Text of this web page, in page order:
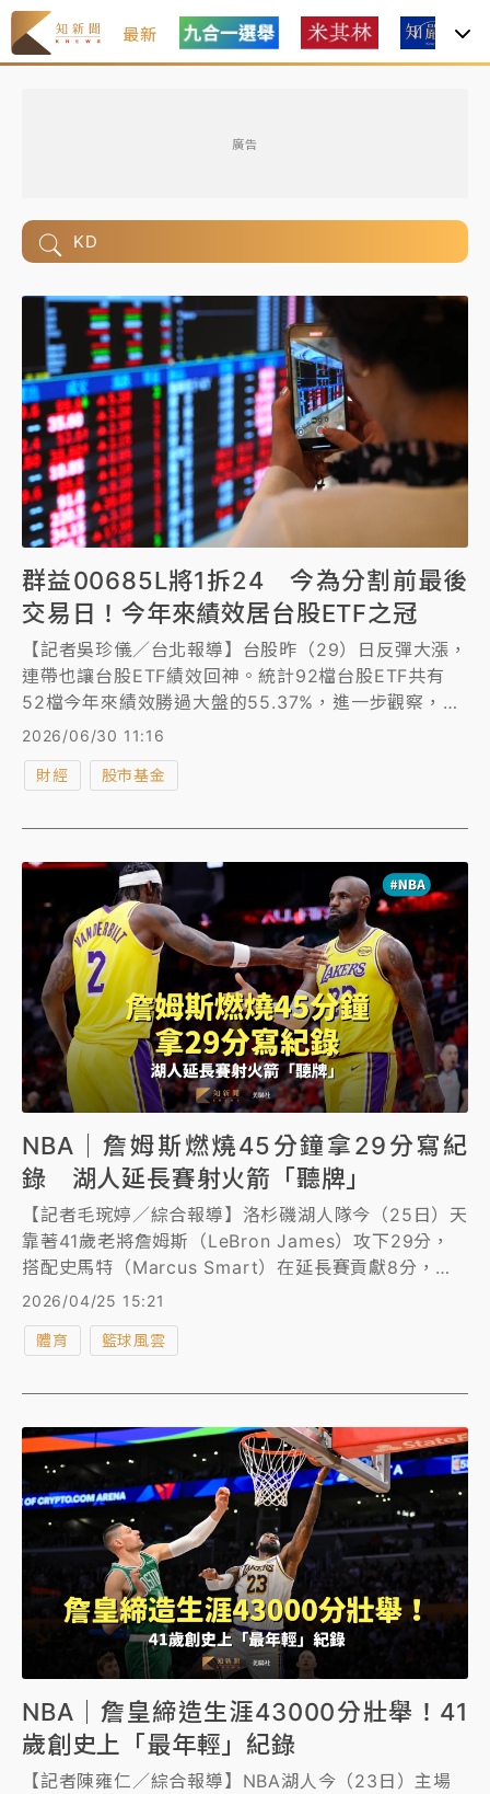
最新
廣告
KD
群益00685L將1拆24 今為分割前最後
交易日！今年來績效居台股ETF之冠
【記者吳珍儀／台北報導】台股昨（29）日反彈大漲，
連帶也讓台股ETF績效回神。統計92檔台股ETF共有
52檔今年來績效勝過大盤的55.37%，進一步觀察，今
年最賺錢的台股ETF不是主動式是正二，群益臺灣加權
現最佳。其他前十名包括群益半導體收益（00927）、
（00913）、台新臺灣IC設計（00947）、富邦台灣半
導體（00892）、富邦臺灣加權正2（00675L）、國
泰臺灣加權正2（00663L）、元大台灣50正
2（00631L）、永豐台灣ESG（00888），整體而言
科技型有5檔上榜最多，其次是正二。
2026/06/30 11:16
財經 股市基金
NBA｜詹姆斯燃燒45分鐘拿29分寫紀
錄 湖人延長賽射火箭「聽牌」
【記者毛琬婷／綜合報導】洛杉磯湖人隊今（25日）天
靠著41歲老將詹姆斯（LeBron James）攻下29分，
搭配史馬特（Marcus Smart）在延長賽貢獻8分，以
112比108延長賽擊敗少了杜蘭特（Kevin Durant）的
火箭隊，在季後賽首輪取得3勝0敗「聽牌」優勢。
2026/04/25 15:21
體育 籃球風雲
NBA｜詹皇締造生涯43000分壯舉！41
歲創史上「最年輕」紀錄
【記者陳雍仁／綜合報導】NBA湖人今（23日）主場